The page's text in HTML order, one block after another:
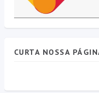
CURTA NOSSA